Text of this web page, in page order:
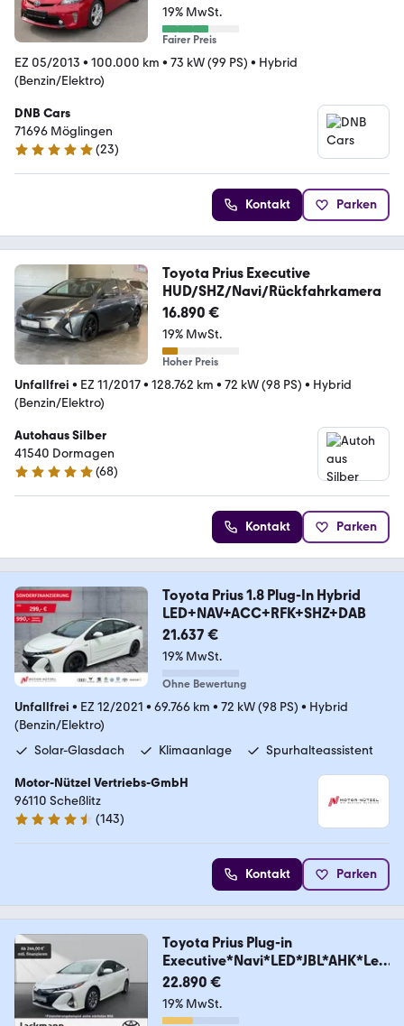
19% MwSt.
Fairer Preis
EZ 05/2013 • 100.000 km • 73 kW (99 PS) • Hybrid
(Benzin/Elektro)
DNB Cars
71696 Möglingen
5 Sterne
(23)
Kontakt Parken
Toyota Prius Executive
HUD/SHZ/Navi/Rückfahrkamera
16.890 €
19% MwSt.
Hoher Preis
Unfallfrei • EZ 11/2017• 128.762 km • 72 kW (98 PS) • Hybrid
(Benzin/Elektro)
Autohaus Silber
41540 Dormagen
4.8 Sterne
(68)
Kontakt Parken
Toyota Prius 1.8 Plug-In Hybrid
LED+NAV+ACC+RFK+SHZ+DAB
21.637 €
19% MwSt.
Ohne Bewertung
Unfallfrei • EZ 12/2021 • 69.766 km • 72 kW (98 PS) • Hybrid
(Benzin/Elektro)
Solar-Glasdach
Klimaanlage Spurhalteassistent
Motor-Nützel Vertriebs-GmbH
96110 Scheßlitz
4.6 Sterne
(143)
Kontakt Parken
Toyota Prius Plug-in
Executive*Navi*LED*JBL*AHK*Led
er*
22.890 €
19% MwSt.